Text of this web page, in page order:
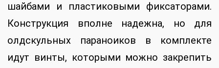
шайбами и пластиковыми фиксаторами.
Конструкция вполне надежна, но для
олдскульных параноиков в комплекте
идут винты, которыми можно закрепить